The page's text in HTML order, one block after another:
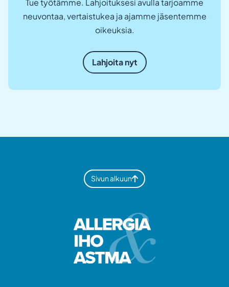
Tue työtämme. Lahjoituksesi avulla tarjoamme
neuvontaa, vertaistukea ja ajamme jäsentemme
oikeuksia.
Lahjoita nyt
Sivun alkuun